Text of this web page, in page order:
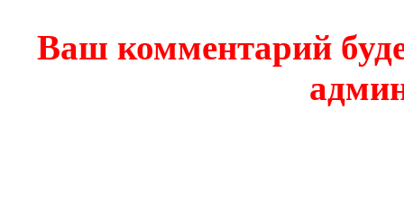
Ваш комментарий